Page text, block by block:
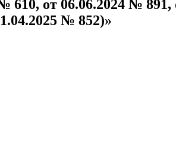
610, от 06.06.2024 №
№ 852)»